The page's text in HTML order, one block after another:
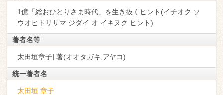
1億「総おひとりさま時代」を生き抜くヒント(イチオク ソ
ウオヒトリサマ ジダイ オ イキヌク ヒント)
著者名等
太田垣章子∥著(オオタガキ,アヤコ)
統一著者名
太田垣 章子